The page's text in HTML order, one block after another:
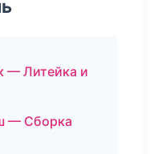
— Литейка и
— Сборка